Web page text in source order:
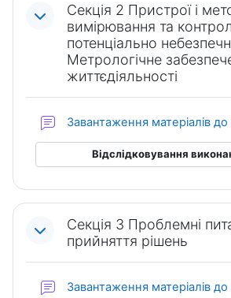
Секція 2 Пристрої і
вимірювання та
потенціальнo
Метрологічне
життєдіяльності
Завантаження матеріалів до
Відслідковування
Секція 3 Проблемні
прийняття рішень
Завантаження матеріалів до